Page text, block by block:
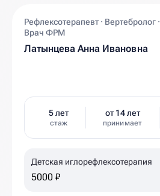
Рефлексотерапевт · Вертебролог ·
Врач ФРМ
Латынцева Анна Ивановна
5 лет
стаж
от 14 лет
принимает
Детская иглорефлексотерапия
5000 ₽